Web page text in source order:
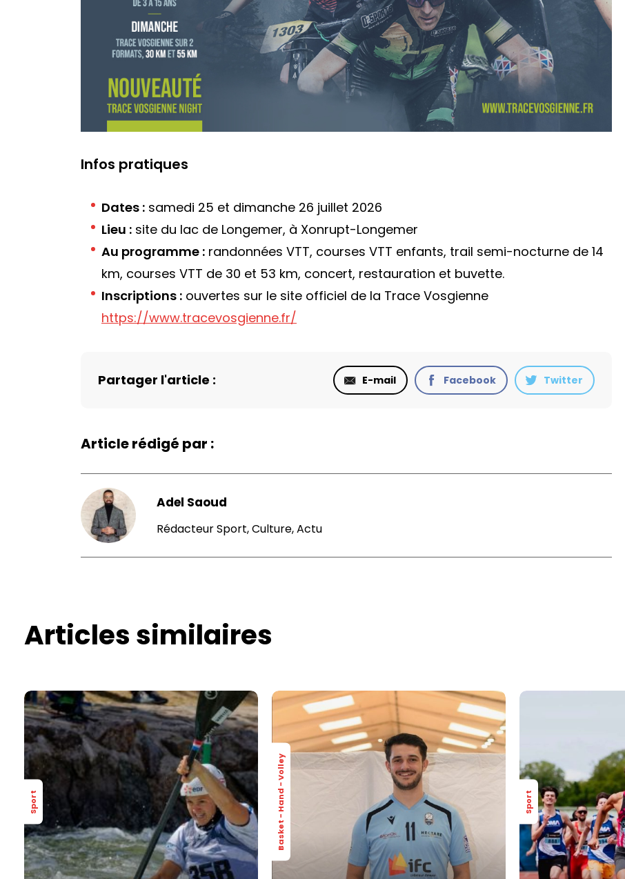
Infos pratiques
Dates : samedi 25 et dimanche 26 juillet 2026
Lieu : site du lac de Longemer, à Xonrupt-Longemer
Au programme : randonnées VTT, courses VTT enfants, trail semi-nocturne de 14
km, courses VTT de 30 et 53 km, concert, restauration et buvette.
Inscriptions : ouvertes sur le site officiel de la Trace Vosgienne
https://www.tracevosgienne.fr/
Partager l'article : E-mail Facebook Twitter
Article rédigé par :
Adel Saoud
Rédacteur Sport, Culture, Actu
Articles similaires
Sport Basket - Hand - Volley Sport